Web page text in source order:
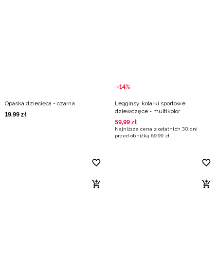
Opaska dziecięca - czarna
19,99 zł
-14%
Legginsy kolarki sportowe
dziewczęce - multikolor
59,99 zł
Najniższa cena z ostatnich 30 dni
przed obniżką 69,99 zł